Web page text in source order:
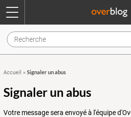
Accueil » Signaler un abus
Signaler un abus
Votre message sera envoyé à l'équipe